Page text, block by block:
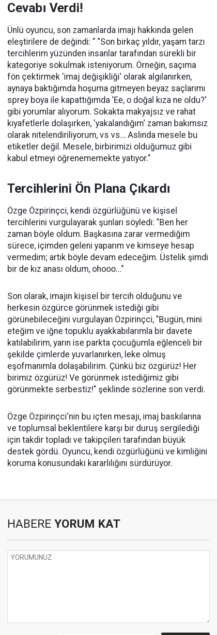
Cevabı Verdi!
Ünlü oyuncu, son zamanlarda imajı hakkında gelen
eleştirilere de değindi: " "Son birkaç yıldır, yaşam tarzı
tercihlerim yüzünden insanlar tarafından sürekli bir
kategoriye sokulmak isteniyorum. Örneğin, saçıma
fön çektirmek 'imaj değişikliği' olarak algılanırken,
aynaya baktığımda hoşuma gitmeyen beyaz saçlarımı
sprey boya ile kapattığımda 'Ee, o doğal kıza ne oldu?'
gibi yorumlar alıyorum. Sokakta makyajsız ve rahat
kıyafetlerle dolaşırken, 'yakalandığım' zaman bakımsız
olarak nitelendiriliyorum, vs vs... Aslında mesele bu
etiketler değil. Mesele, birbirimizi olduğumuz gibi
kabul etmeyi öğrenememekte yatıyor."
Tercihlerini Ön Plana Çıkardı
Özge Özpirinçci, kendi özgürlüğünü ve kişisel
tercihlerini vurgulayarak şunları söyledi: "Ben her
zaman böyle oldum. Başkasına zarar vermediğim
sürece, içimden geleni yaparım ve kimseye hesap
vermedim; artık böyle devam edeceğim. Üstelik şimdi
bir de kız anası oldum, ohooo..."
Son olarak, imajın kişisel bir tercih olduğunu ve
herkesin özgürce görünmek istediği gibi
görünebileceğini vurgulayan Özpirinçci, "Bugün, mini
eteğim ve iğne topuklu ayakkabılarımla bir davete
katılabilirim, yarın ise parkta çocuğumla eğlenceli bir
şekilde çimlerde yuvarlanırken, leke olmuş
eşofmanımla dolaşabilirim. Çünkü biz özgürüz! Her
birimiz özgürüz! Ve görünmek istediğimiz gibi
görünmekte serbestiz!" şeklinde sözlerine son verdi.
Özge Özpirinçci'nin bu içten mesajı, imaj baskılarına
ve toplumsal beklentilere karşı bir duruş sergilediği
için takdir topladı ve takipçileri tarafından büyük
destek gördü. Oyuncu, kendi özgürlüğünü ve kimliğini
koruma konusundaki kararlılığını sürdürüyor.
HABERE YORUM KAT